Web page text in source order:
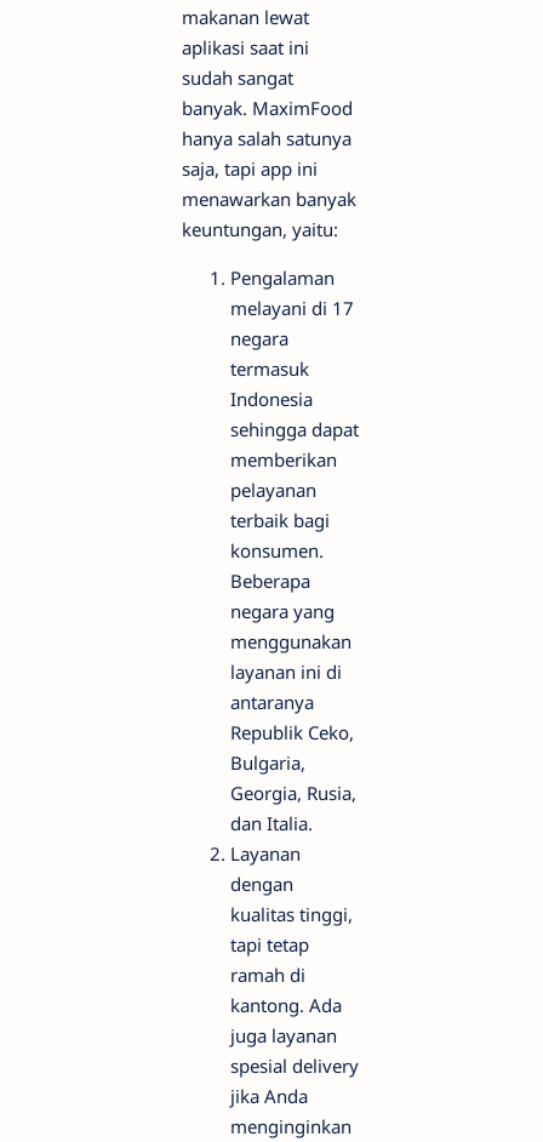
makanan lewat
aplikasi saat ini
sudah sangat
banyak. MaximFood
hanya salah satunya
saja, tapi app ini
menawarkan banyak
keuntungan, yaitu:
Pengalaman
melayani di 17
negara
termasuk
Indonesia
sehingga dapat
memberikan
pelayanan
terbaik bagi
konsumen.
Beberapa
negara yang
menggunakan
layanan ini di
antaranya
Republik Ceko,
Bulgaria,
Georgia, Rusia,
dan Italia.
Layanan
dengan
kualitas tinggi,
tapi tetap
ramah di
kantong. Ada
juga layanan
spesial delivery
jika Anda
menginginkan